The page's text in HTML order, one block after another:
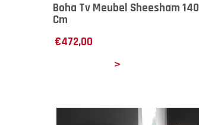
Boha Tv Meubel Sheesham 140
Cm
€472,00